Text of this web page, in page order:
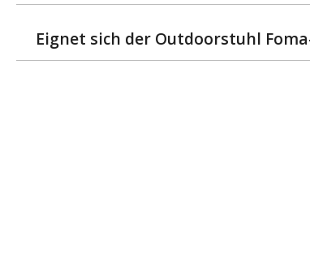
Eignet sich der Outdoorstuhl